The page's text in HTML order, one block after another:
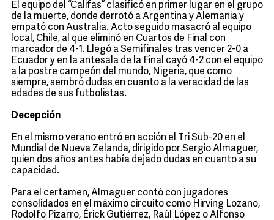
El equipo del “Califas” clasificó en primer lugar en el grupo
de la muerte, donde derrotó a Argentina y Alemania y
empató con Australia. Acto seguido masacró al equipo
local, Chile, al que eliminó en Cuartos de Final con
marcador de 4-1. Llegó a Semifinales tras vencer 2-0 a
Ecuador y en la antesala de la Final cayó 4-2 con el equipo
a la postre campeón del mundo, Nigeria, que como
siempre, sembró dudas en cuanto a la veracidad de las
edades de sus futbolistas.
Decepción
En el mismo verano entró en acción el Tri Sub-20 en el
Mundial de Nueva Zelanda, dirigido por Sergio Almaguer,
quien dos años antes había dejado dudas en cuanto a su
capacidad.
Para el certamen, Almaguer contó con jugadores
consolidados en el máximo circuito como Hirving Lozano,
Rodolfo Pizarro, Érick Gutiérrez, Raúl López o Alfonso